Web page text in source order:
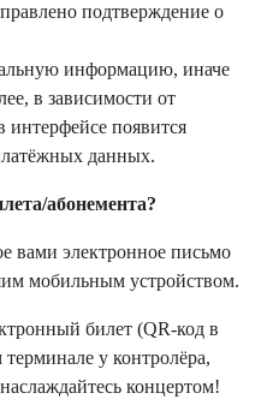
подтверждение о
информацию, иначе
в зависимости от
интерфейсе появится
данных.
абонемента?
вами электронное письмо
мобильным устройством.
билет (QR-код в
у контролёра,
концертом!